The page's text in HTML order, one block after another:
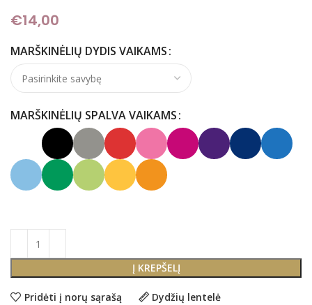
€14,00
MARŠKINĖLIŲ DYDIS VAIKAMS
MARŠKINĖLIŲ SPALVA VAIKAMS
Į KREPŠELĮ
Pridėti į norų sąrašą Dydžių lentelė